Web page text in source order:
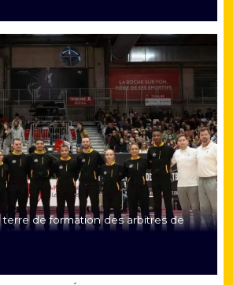
terre de formation des arbitres de